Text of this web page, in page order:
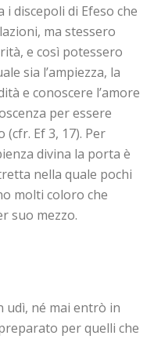
discepoli di Efeso che
ma stessero
e così potessero
sia l’ampiezza, la
e conoscere l’amore
per essere
Ef 3, 17). Per
divina la porta è
nella quale pochi
molti coloro che
suo mezzo.
udì, né mai entrò in
per quelli che